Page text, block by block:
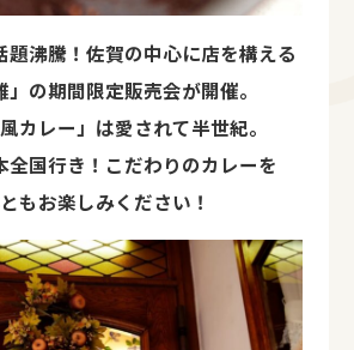
題沸騰！佐賀の中心に店を構える
」の期間限定販売会が開催。
カレー」は愛されて半世紀。
全国行き！こだわりのカレーを
もお楽しみください！